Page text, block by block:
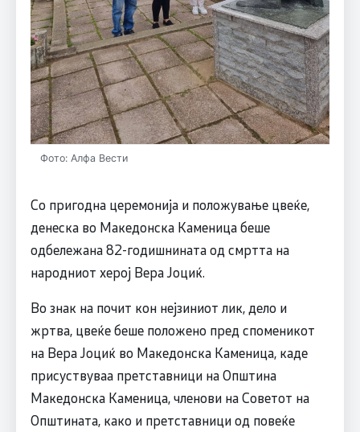
Фото: Алфа Вести
Со пригодна церемонија и положување цвеќе,
денеска во Македонска Каменица беше
одбележана 82-годишнината од смртта на
народниот херој Вера Јоциќ.
Во знак на почит кон нејзиниот лик, дело и
жртва, цвеќе беше положено пред споменикот
на Вера Јоциќ во Македонска Каменица, каде
присуствуваа претставници на Општина
Македонска Каменица, членови на Советот на
Општината, како и претставници од повеќе